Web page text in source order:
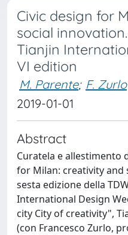
Civic design for
social
Tianjin
VI edition
M. Parente; F. Zurlo
2019-01-01
Abstract
Curatela e allestimento
for Milan: creativity and
sesta edizione della
International Design
city City of creativity",
(con Francesco Zurlo,